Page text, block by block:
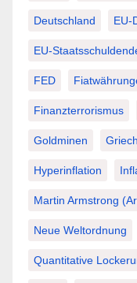
Deutschland EU-
EU-
FED
Finanzterrorismus
Goldminen
Hyperinflation
Martin Armstrong
Neue Weltordnung
Quantitative